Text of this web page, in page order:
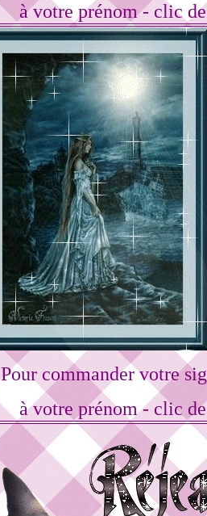
à votre prénom - clic
Pour commander votre
à votre prénom - clic